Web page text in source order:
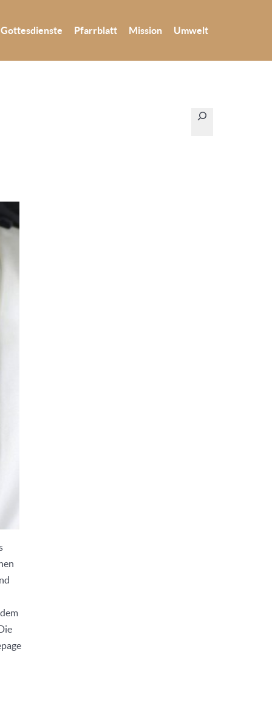
Gottesdienste Pfarrblatt Mission Umwelt
Suchen